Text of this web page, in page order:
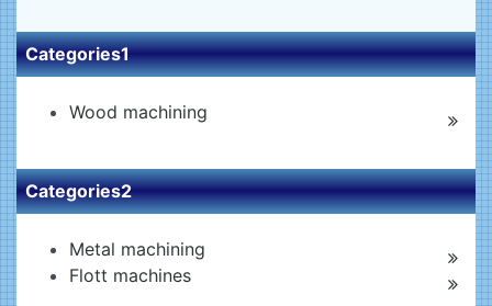
Categories1
Wood machining
Categories2
Metal machining
Flott machines